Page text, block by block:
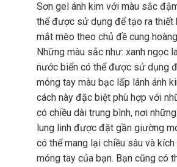
Sơn gel ánh kim với màu sắc
thể được sử dụng để tạo ra thiết
mắt mèo theo chủ đề cung
Những màu sắc như: xanh ngọc
nước biển có thể được sử dụng
móng tay màu bạc lấp lánh ánh
cách này đặc biệt phù hợp với
có chiều dài trung bình, nơi
lung linh được đặt gần giường
có thể mang lại chiều sâu và
móng tay của bạn. Bạn cũng có